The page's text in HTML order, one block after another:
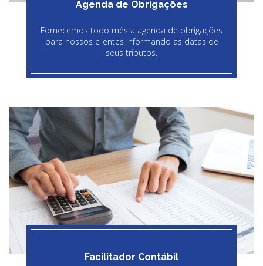
Agenda de Obrigações
Fornecemos todo mês a agenda de obrigações
para nossos clientes informando as datas de
seus tributos.
Facilitador Contábil